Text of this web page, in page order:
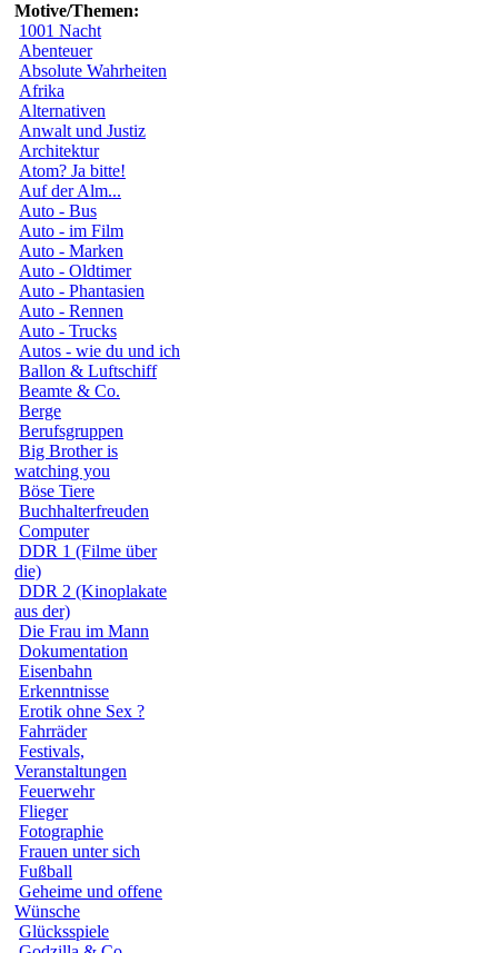
Motive/Themen:
1001 Nacht
Abenteuer
Absolute Wahrheiten
Afrika
Alternativen
Anwalt und Justiz
Architektur
Atom? Ja bitte!
Auf der Alm...
Auto - Bus
Auto - im Film
Auto - Marken
Auto - Oldtimer
Auto - Phantasien
Auto - Rennen
Auto - Trucks
Autos - wie du und ich
Ballon & Luftschiff
Beamte & Co.
Berge
Berufsgruppen
Big Brother is
watching you
Böse Tiere
Buchhalterfreuden
Computer
DDR 1 (Filme über
die)
DDR 2 (Kinoplakate
aus der)
Die Frau im Mann
Dokumentation
Eisenbahn
Erkenntnisse
Erotik ohne Sex ?
Fahrräder
Festivals,
Veranstaltungen
Feuerwehr
Flieger
Fotographie
Frauen unter sich
Fußball
Geheime und offene
Wünsche
Glücksspiele